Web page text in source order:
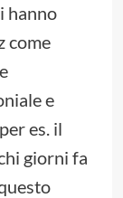
hanno
come
e
es. il
giorni fa